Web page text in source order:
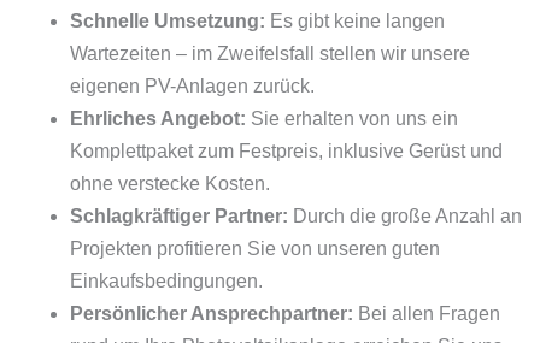
Schnelle Umsetzung: Es gibt keine langen
Wartezeiten – im Zweifelsfall stellen wir unsere
eigenen PV-Anlagen zurück.
Ehrliches Angebot: Sie erhalten von uns ein
Komplettpaket zum Festpreis, inklusive Gerüst und
ohne verstecke Kosten.
Schlagkräftiger Partner: Durch die große Anzahl an
Projekten profitieren Sie von unseren guten
Einkaufsbedingungen.
Persönlicher Ansprechpartner: Bei allen Fragen